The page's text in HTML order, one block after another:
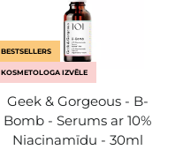
BESTSELLERS
KOSMETOLOGA IZVĒLE
Geek & Gorgeous - B-
Bomb - Serums ar 10%
Niacinamīdu - 30ml